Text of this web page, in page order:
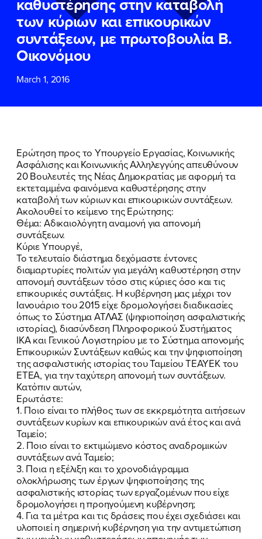
ΠΟΙΑ ΕΙΜΑΙ
ΕΡΓΟ
ΕΚΔΗΛΩΣΕΙΣ
των κύριων και επικουρικών
συντάξεων, με πρωτοβουλία Β.
Οικονόμου
March 1, 2016
Ερώτηση προς το Υπουργείο Εργασίας, Κοινωνικής
Ασφάλισης και Κοινωνικής Αλληλεγγύης απευθύνουν
20 Βουλευτές της Νέας Δημοκρατίας με αφορμή τα
εκτεταμμένα φαινόμενα καθυστέρησης στην
καταβολή των κύριων και επικουρικών συντάξεων.
Ακολουθεί το κείμενο της Ερώτησης:
Θέμα: Αδικαιολόγητη αναμονή για απονομή
συντάξεων.
Κύριε Υπουργέ,
Το τελευταίο διάστημα δεχόμαστε έντονες
διαμαρτυρίες πολιτών για μεγάλη καθυστέρηση στην
απονομή συντάξεων τόσο στις κύριες όσο και τις
επικουρικές συντάξεις. Η κυβέρνηση μας μέχρι τον
Ιανουάριο του 2015 είχε δρομολογήσει διαδικασίες
όπως το Σύστημα ΑΤΛΑΣ (ψηφιοποίηση ασφαλιστικής
ιστορίας), διασύνδεση Πληροφορικού Συστήματος
ΙΚΑ και Γενικού Λογιστηρίου με το Σύστημα απονομής
Επικουρικών Συντάξεων καθώς και την ψηφιοποίηση
της ασφαλιστικής ιστορίας του Ταμείου ΤΕΑΥΕΚ του
ΕΤΕΑ, για την ταχύτερη απονομή των συντάξεων.
Κατόπιν αυτών,
Ερωτάστε:
1. Ποιο είναι το πλήθος των σε εκκρεμότητα αιτήσεων
συντάξεων κυρίων και επικουρικών ανά έτος και ανά
Ταμείο;
2. Ποιο είναι το εκτιμώμενο κόστος αναδρομικών
συντάξεων ανά Ταμείο;
3. Ποια η εξέλιξη και το χρονοδιάγραμμα
ολοκλήρωσης των έργων ψηφιοποίησης της
ασφαλιστικής ιστορίας των εργαζομένων που είχε
δρομολογήσει η προηγούμενη κυβέρνηση;
4. Για τα μέτρα και τις δράσεις που έχει σχεδιάσει και
υλοποιεί η σημερινή κυβέρνηση για την αντιμετώπιση
ΕΠΙΘΕΤΟ*
ΤΗΛΕΦΩΝΟ
EMAIL
και τους τους
Χρήσης του δικτυακού τόπου του
Πολιτικού Γραφείου της Βουλευτού
Νίκης Κεραμέως
ΥΠΟΒΟΛΗ
ΕΠΙΘΕΤΟ*
ΤΗΛΕΦΩΝΟ
EMAIL
και τους τους
Χρήσης του δικτυακού τόπου του
Πολιτικού Γραφείου της Βουλευτού
Νίκης Κεραμέως
ΥΠΟΒΟΛΗ